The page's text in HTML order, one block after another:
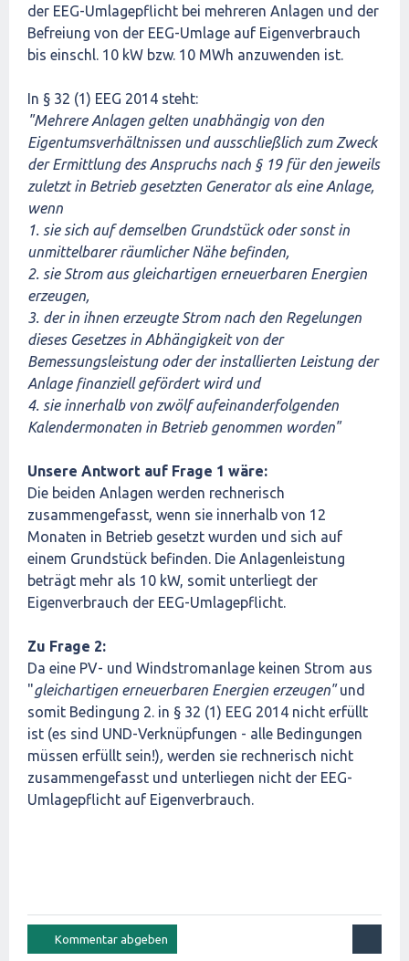
der EEG-Umlagepflicht bei mehreren Anlagen und der
Befreiung von der EEG-Umlage auf Eigenverbrauch
bis einschl. 10 kW bzw. 10 MWh anzuwenden ist.
In § 32 (1) EEG 2014 steht:
"Mehrere Anlagen gelten unabhängig von den
Eigentumsverhältnissen und ausschließlich zum Zweck
der Ermittlung des Anspruchs nach § 19 für den jeweils
zuletzt in Betrieb gesetzten Generator als eine Anlage,
wenn
1. sie sich auf demselben Grundstück oder sonst in
unmittelbarer räumlicher Nähe befinden,
2. sie Strom aus gleichartigen erneuerbaren Energien
erzeugen,
3. der in ihnen erzeugte Strom nach den Regelungen
dieses Gesetzes in Abhängigkeit von der
Bemessungsleistung oder der installierten Leistung der
Anlage finanziell gefördert wird und
4. sie innerhalb von zwölf aufeinanderfolgenden
Kalendermonaten in Betrieb genommen worden"
Unsere Antwort auf Frage 1 wäre:
Die beiden Anlagen werden rechnerisch
zusammengefasst, wenn sie innerhalb von 12
Monaten in Betrieb gesetzt wurden und sich auf
einem Grundstück befinden. Die Anlagenleistung
beträgt mehr als 10 kW, somit unterliegt der
Eigenverbrauch der EEG-Umlagepflicht.
Zu Frage 2:
Da eine PV- und Windstromanlage keinen Strom aus
"gleichartigen erneuerbaren Energien erzeugen"und
somit Bedingung 2. in § 32 (1) EEG 2014 nicht erfüllt
ist (es sind UND-Verknüpfungen - alle Bedingungen
müssen erfüllt sein!), werden sie rechnerisch nicht
zusammengefasst und unterliegen nicht der EEG-
Umlagepflicht auf Eigenverbrauch.